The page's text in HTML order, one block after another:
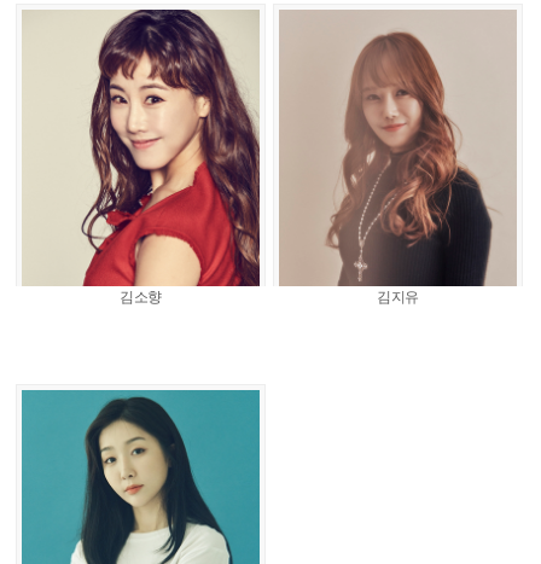
김소향 김지유